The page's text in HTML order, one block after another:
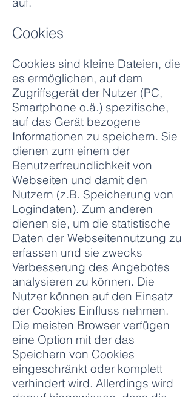
Cookies
Cookies sind kleine Dateien, die
es ermöglichen, auf dem
Zugriffsgerät der Nutzer (PC,
Smartphone o.ä.) spezifische,
auf das Gerät bezogene
Informationen zu speichern. Sie
dienen zum einem der
Benutzerfreundlichkeit von
Webseiten und damit den
Nutzern (z.B. Speicherung von
Logindaten). Zum anderen
dienen sie, um die statistische
Daten der Webseitennutzung zu
erfassen und sie zwecks
Verbesserung des Angebotes
analysieren zu können. Die
Nutzer können auf den Einsatz
der Cookies Einfluss nehmen.
Die meisten Browser verfügen
eine Option mit der das
Speichern von Cookies
eingeschränkt oder komplett
verhindert wird. Allerdings wird